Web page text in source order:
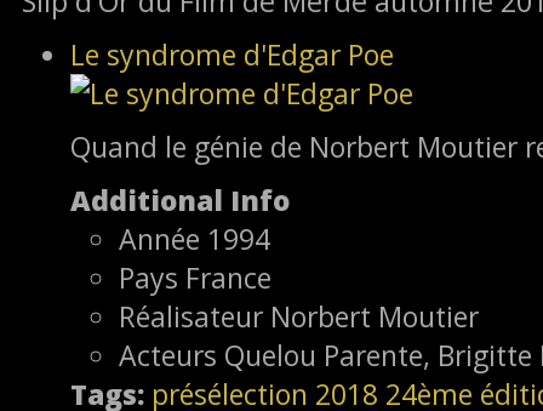
Le syndrome d'Edgar Poe
Quand le génie de Norbert Moutier
Additional Info
Année 1994
Pays France
Réalisateur Norbert Moutier
Acteurs Quelou Parente,
Tags: présélection 2018 24ème